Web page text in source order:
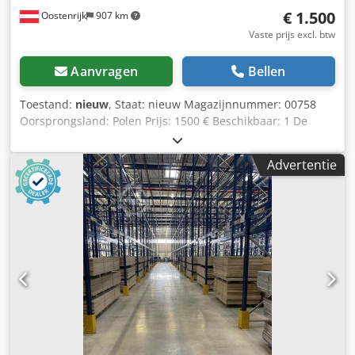
Oostenrijk 907 km € 1.500
Vaste prijs excl. btw
Aanvragen Bellen
Toestand: nieuw, Staat: nieuw Magazijnnummer: 00758
Oorsprongsland: Polen Prijs: 1500 € Beschikbaar: 1 De
BISON 3544-200-5-P is een 3-BACKEN-PRECISIE-
PLATSPIRAAL-Draaibankkop met een diameter van 200 MM
(8 INCH) en een geïntegreerde CAMLOCK-
KORTKEGELOPNAME van maat 5 volgens DIN 55029. Het
achtervoegsel „P” (Premium/Precisie) geeft de uitvoering
aan die voldoet aan de hoogste nauwkeurigheidsklasse
(klasse 1). BELANGRIJKSTE TECHNISCHE KENMERKEN *
KOP-TYPE: 3-backen-centreerkop (zelfcentrerend).
Chodpfjzkvu Aox Al Rja * MATERIAAL VAN HET KOP-HUIS:
Robuust, gesmeed STAAL voor hoge toerentallen en een
lange levensduur. * OPNAME: CAMLOCK-TYPE D (DIN
55029), kegelmaat 5. De montage gebeurt rechtstreeks via
de pasbouten op de spindel van de machine, zonder dat
Advertentie